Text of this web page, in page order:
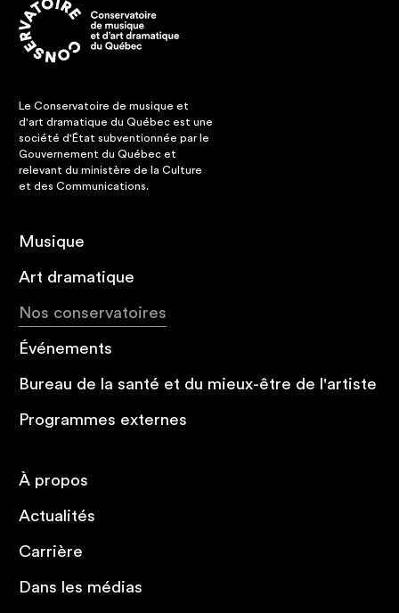
Le Conservatoire de musique et
d'art dramatique du Québec est une
société d'État subventionnée par le
Gouvernement du Québec et
relevant du ministère de la Culture
et des Communications.
Musique
Art dramatique
Nos conservatoires
Événements
Bureau de la santé et du mieux-être de l'artiste
Programmes externes
À propos
Actualités
Carrière
Dans les médias